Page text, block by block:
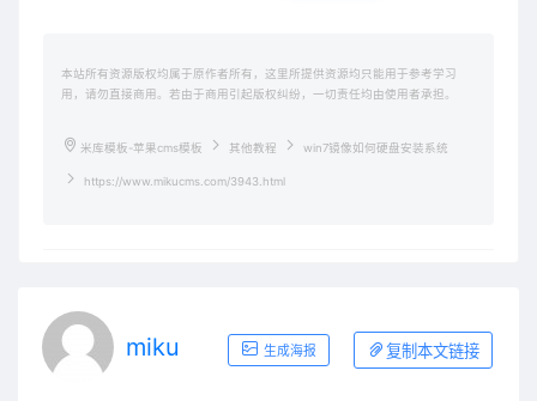
本站所有资源版权均属于原作者所有，这里所提供资源均只能用于参考学习
用，请勿直接商用。若由于商用引起版权纠纷，一切责任均由使用者承担。
米库模板-苹果cms模板 其他教程 win7镜像如何硬盘安装系统
https://www.mikucms.com/3943.html
miku 生成海报 复制本文链接